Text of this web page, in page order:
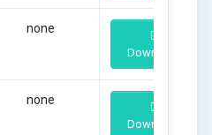
none
Download
none
Download